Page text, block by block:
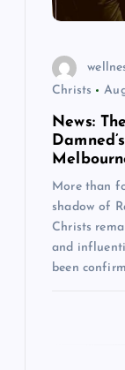
Christs
News:
More than
shadow of
Christs
and
been